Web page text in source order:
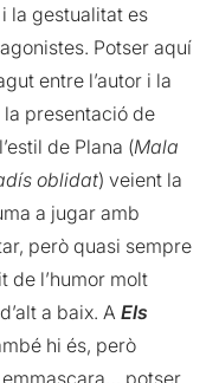
la gestualitat es
Potser aquí
entre l’autor i la
presentació de
de Plana (Mala
oblidat) veient la
a jugar amb
però quasi sempre
de l’humor molt
a baix. AEls
hi és, però
emmascara… potser